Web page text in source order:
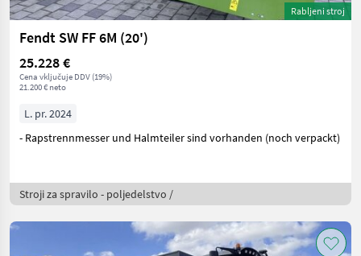
Rabljeni stroj
Fendt SW FF 6M (20')
25.228 €
Cena vključuje DDV (19%)
21.200 € neto
L. pr. 2024
- Rapstrennmesser und Halmteiler sind vorhanden (noch verpackt)
Stroji za spravilo - poljedelstvo /